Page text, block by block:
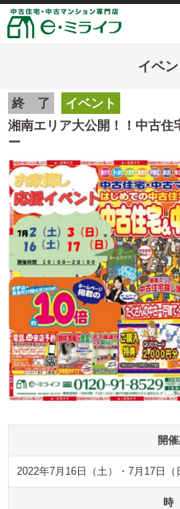
イベ
終 了
イベント
湘南エリア大公開！！中古住
ー
開
2022年7月16日（土）・7月17日（
時